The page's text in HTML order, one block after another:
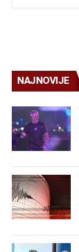
NAJNOVIJE